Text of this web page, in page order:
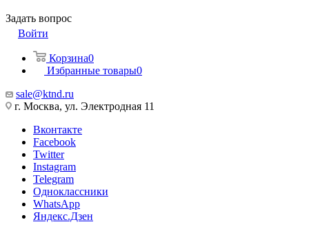
Задать вопрос
Войти
Корзина0
Избранные товары0
sale@ktnd.ru
г. Москва, ул. Электродная 11
Вконтакте
Facebook
Twitter
Instagram
Telegram
Одноклассники
WhatsApp
Яндекс.Дзен